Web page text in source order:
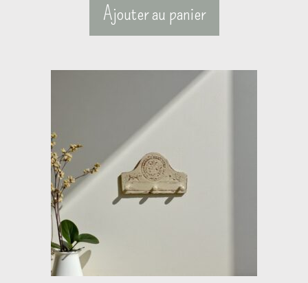
Ajouter au panier